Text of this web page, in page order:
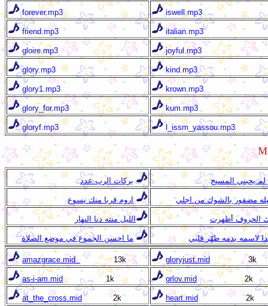
forever.mp3 iswell.mp3
friend.mp3 italian.mp3
gloire.mp3 joyful.mp3
glory.mp3 kind.mp3
glory1.mp3 krown.mp3
glory_for.mp3 kum.mp3
gloryf.mp3 l_issm_yassou.mp3
بركات الرب عدد لم يحبني المسيح
اروم قربا منك يسوع
الليل منته دنا النهار الحروف أظهرت
ما احسن الجموع في موضع الصلاة لاسمه بدمه طهّر قلبي
amazgrace.mid 13k gloryjust.mid 3k
as-i-am.mid1k grlov.mid 2k
at_the_cross.mid 2k heart.mid 2k